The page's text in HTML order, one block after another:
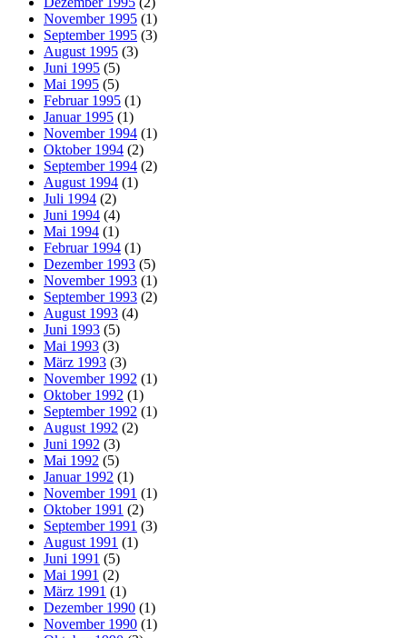
November 1995 (1)
September 1995 (3)
August 1995 (3)
Juni 1995 (5)
Mai 1995 (5)
Februar 1995 (1)
Januar 1995 (1)
November 1994 (1)
Oktober 1994 (2)
September 1994 (2)
August 1994 (1)
Juli 1994 (2)
Juni 1994 (4)
Mai 1994 (1)
Februar 1994 (1)
Dezember 1993 (5)
November 1993 (1)
September 1993 (2)
August 1993 (4)
Juni 1993 (5)
Mai 1993 (3)
März 1993 (3)
November 1992 (1)
Oktober 1992 (1)
September 1992 (1)
August 1992 (2)
Juni 1992 (3)
Mai 1992 (5)
Januar 1992 (1)
November 1991 (1)
Oktober 1991 (2)
September 1991 (3)
August 1991 (1)
Juni 1991 (5)
Mai 1991 (2)
März 1991 (1)
Dezember 1990 (1)
November 1990 (1)